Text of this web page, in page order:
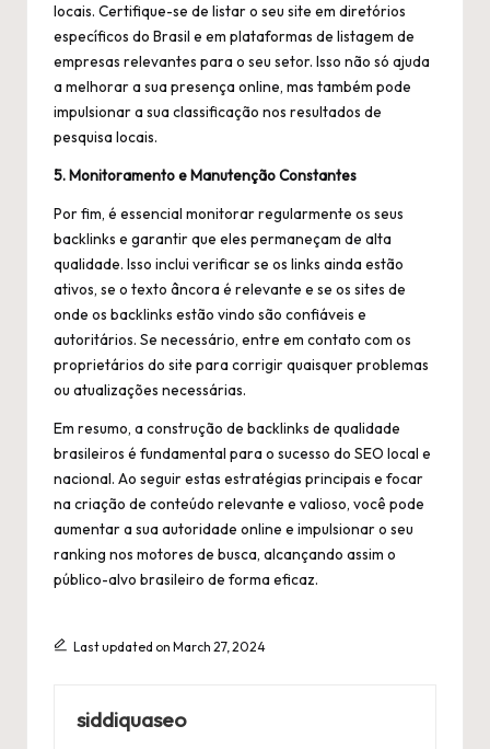
locais. Certifique-se de listar o seu site em diretórios
específicos do Brasil e em plataformas de listagem de
empresas relevantes para o seu setor. Isso não só ajuda
a melhorar a sua presença online, mas também pode
impulsionar a sua classificação nos resultados de
pesquisa locais.
5. Monitoramento e Manutenção Constantes
Por fim, é essencial monitorar regularmente os seus
backlinks e garantir que eles permaneçam de alta
qualidade. Isso inclui verificar se os links ainda estão
ativos, se o texto âncora é relevante e se os sites de
onde os backlinks estão vindo são confiáveis e
autoritários. Se necessário, entre em contato com os
proprietários do site para corrigir quaisquer problemas
ou atualizações necessárias.
Em resumo, a construção de backlinks de qualidade
brasileiros é fundamental para o sucesso do SEO local e
nacional. Ao seguir estas estratégias principais e focar
na criação de conteúdo relevante e valioso, você pode
aumentar a sua autoridade online e impulsionar o seu
ranking nos motores de busca, alcançando assim o
público-alvo brasileiro de forma eficaz.
Last updated on March 27, 2024
siddiquaseo